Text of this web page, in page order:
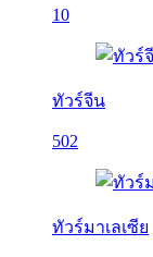
10
ทัวร์จีน
502
ทัวร์มาเลเซีย